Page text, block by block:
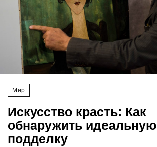
Мир
Искусство красть: Как
обнаружить идеальную
подделку